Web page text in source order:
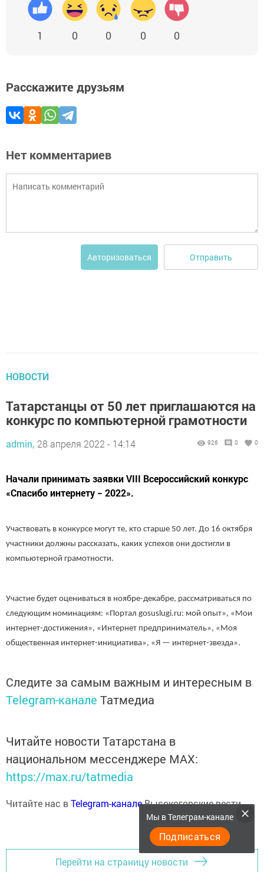
1 0 0 0 0
Расскажите друзьям
Нет комментариев
Авторизоваться Отправить
НОВОСТИ
Татарстанцы от 50 лет приглашаются на
конкурс по компьютерной грамотности
admin, 28 апреля 2022 - 14:14 926 0 0
Начали принимать заявки VIII Всероссийский конкурс
«Спасибо интернету − 2022».
Участвовать в конкурсе могут те, кто старше 50 лет. До 16 октября
участники должны рассказать, каких успехов они достигли в
компьютерной грамотности.
Участие будет оцениваться в ноябре-декабре, рассматриваться по
следующим номинациям: «Портал gosuslugi.ru: мой опыт», «Мои
интернет-достижения», «Интернет предприниматель», «Моя
общественная интернет-инициатива», «Я — интернет-звезда».
Следите за самым важным и интересным в
Telegram-канале Татмедиа
Читайте новости Татарстана в
национальном мессенджере MАХ:
https://max.ru/tatmedia
Читайте нас вTelegram-каналеВысокогорские вести
Перейти на страницу новости
Мы в Телеграм-канале
Подписаться